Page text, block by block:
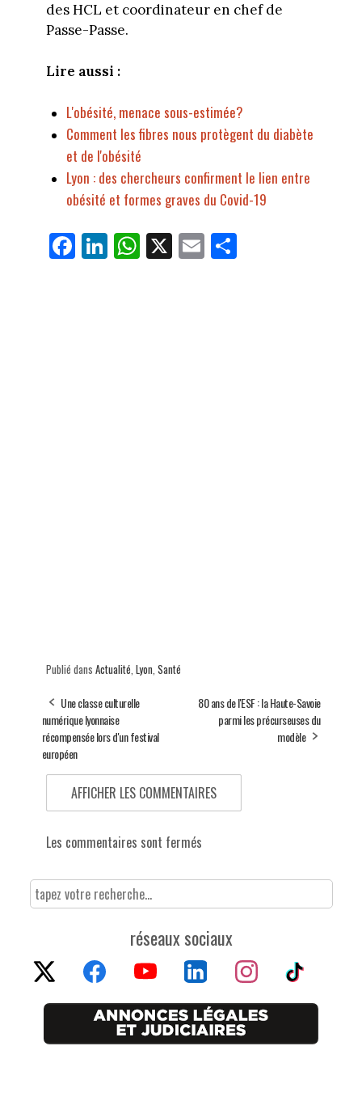
des HCL et coordinateur en chef de
Passe-Passe.
Lire aussi :
L'obésité, menace sous-estimée?
Comment les fibres nous protègent du diabète
et de l'obésité
Lyon : des chercheurs confirment le lien entre
obésité et formes graves du Covid-19
Fa
ce
Li
nk
W
ha
X E
m
Pa
rt
Publié dans Actualité Lyon Santé
Une classe culturelle
numérique lyonnaise
récompensée lors d'un festival
européen
80 ans de l'ESF : la Haute-Savoie
parmi les précurseuses du
modèle
AFFICHER LES COMMENTAIRES
Les commentaires sont fermés
réseaux sociaux